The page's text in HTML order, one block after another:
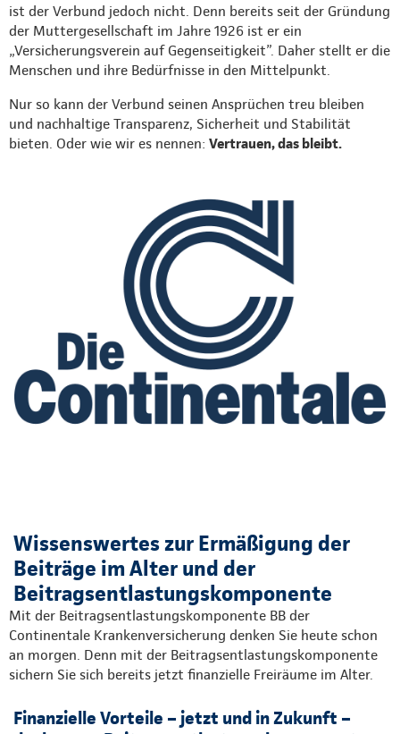
ist der Verbund jedoch nicht. Denn bereits seit der Gründung
der Muttergesellschaft im Jahre 1926 ist er ein
„Versicherungsverein auf Gegenseitigkeit”. Daher stellt er die
Menschen und ihre Bedürfnisse in den Mittelpunkt.
Nur so kann der Verbund seinen Ansprüchen treu bleiben
und nachhaltige Transparenz, Sicherheit und Stabilität
bieten. Oder wie wir es nennen: Vertrauen, das bleibt.
Wissenswertes zur Ermäßigung der
Beiträge im Alter und der
Beitragsentlastungskomponente
Mit der Beitragsentlastungskomponente BB der
Continentale Krankenversicherung denken Sie heute schon
an morgen. Denn mit der Beitragsentlastungskomponente
sichern Sie sich bereits jetzt finanzielle Freiräume im Alter.
Finanzielle Vorteile – jetzt und in Zukunft –